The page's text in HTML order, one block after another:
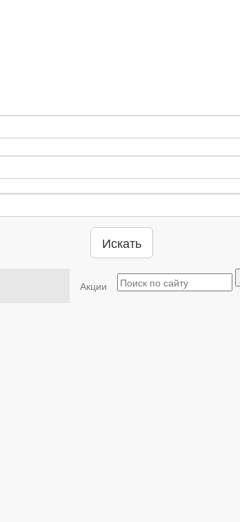
Искать
Акции